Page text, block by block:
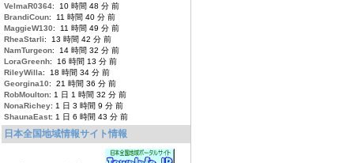
VelmaR0364: 10 時間 48 分 前
BrandiCoun: 11 時間 40 分 前
MaggieW130: 11 時間 49 分 前
RheaStarli: 13 時間 42 分 前
NamTurgeon: 14 時間 32 分 前
LoraGreenh: 16 時間 13 分 前
RileyWilla: 18 時間 34 分 前
Georgina10: 21 時間 36 分 前
RobMoulton: 1 日 1 時間 32 分 前
NonaRichey: 1 日 3 時間 9 分 前
ShaunaEast: 1 日 6 時間 43 分 前
日本全国地域情報サイト情報